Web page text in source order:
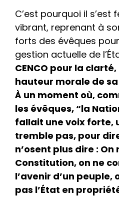
C’est pourquoi il s’est
vibrant, reprenant à
forts des évêques
gestion actuelle de
CENCO pour la
hauteur morale de
À un moment où,
les évêques, “la
fallait une voix forte,
tremble pas, pour
n’osent plus dire :
Constitution, on ne
l’avenir d’un
pas l’État en